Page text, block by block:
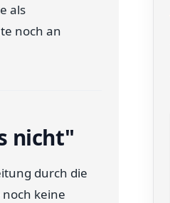
als
noch an
nicht"
durch die
keine